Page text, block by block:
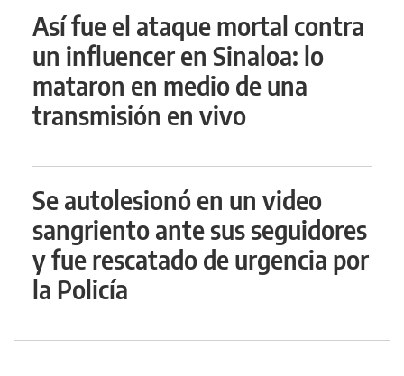
Así fue el ataque mortal contra
un influencer en Sinaloa: lo
mataron en medio de una
transmisión en vivo
Se autolesionó en un video
sangriento ante sus seguidores
y fue rescatado de urgencia por
la Policía